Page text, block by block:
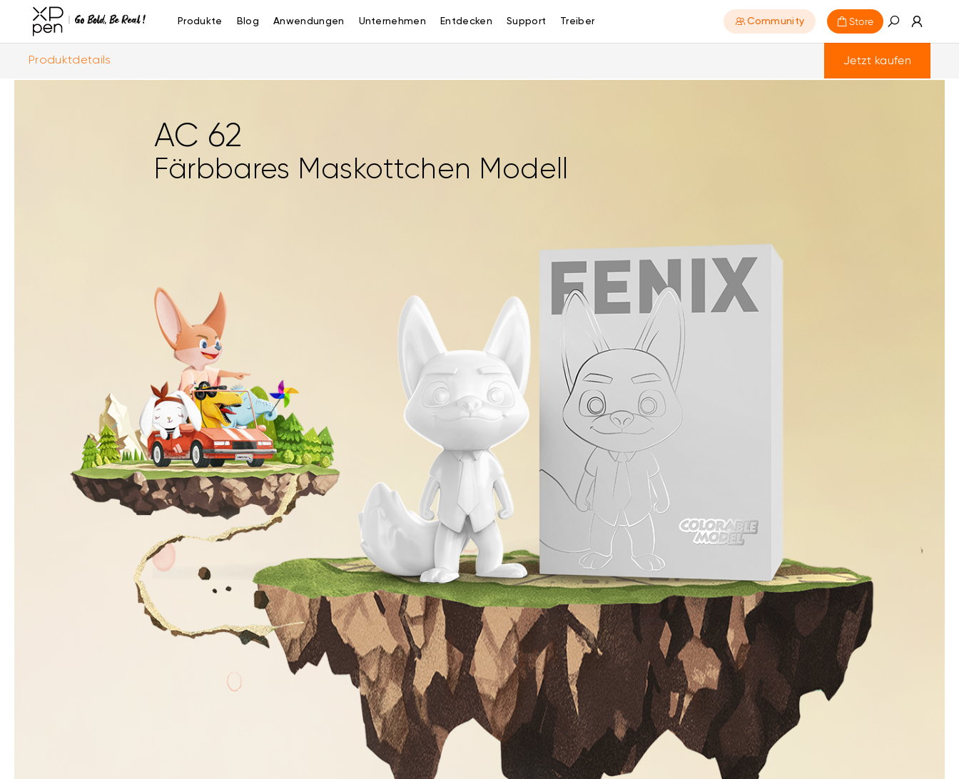
Produkte Blog Anwendungen Unternehmen Entdecken Support Treiber Community Store
Produktdetails Jetzt kaufen
AC 62
Färbbares Maskottchen Modell